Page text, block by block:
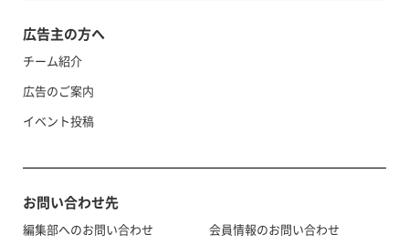
広告主の方へ
チーム紹介
広告のご案内
イベント投稿
お問い合わせ先
編集部へのお問い合わせ 会員情報のお問い合わせ